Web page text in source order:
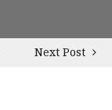
Next Post